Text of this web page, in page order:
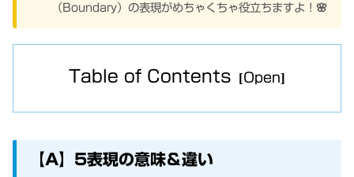
（Boundary）の表現がめちゃくちゃ役立ちますよ！🌸
Table of Contents
【A】5表現の意味＆違い